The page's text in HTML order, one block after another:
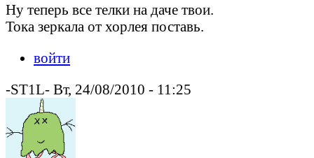
Ну теперь все телки на даче твои.
Тока зеркала от хорлея поставь.
войти
-ST1L- Вт, 24/08/2010 - 11:25